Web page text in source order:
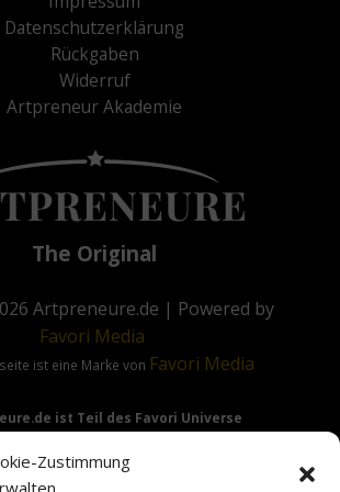
Zustimmung
Datenschutzerklärung
Rückgaben
Widerruf
Artpreneur Akademie
The Original
Artpreneure.de | Powered by
Favori Media
ist eine Marke von Favori Media
ist Teil des Favori Universe